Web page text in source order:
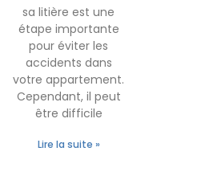
sa litière est une
étape importante
pour éviter les
accidents dans
votre appartement.
Cependant, il peut
être difficile
Lire la suite »